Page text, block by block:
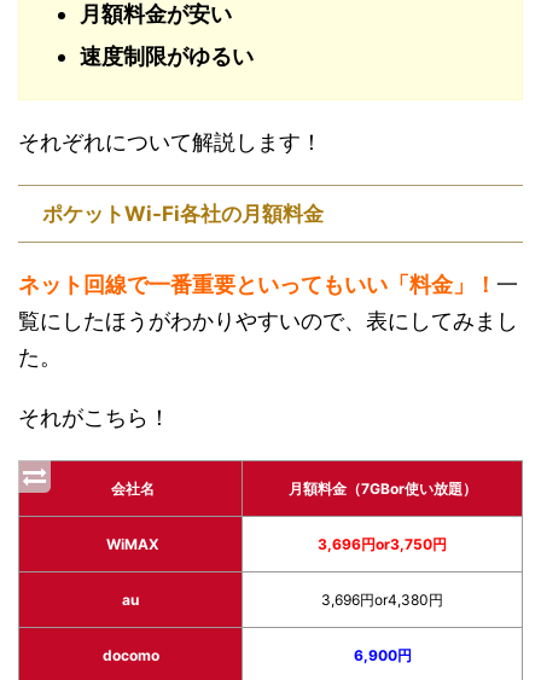
月額料金が安い
速度制限がゆるい
それぞれについて解説します！
ポケットWi-Fi各社の月額料金
ネット回線で一番重要といってもいい「料金」！ 一
覧にしたほうがわかりやすいので、表にしてみまし
た。
それがこちら！
会社名 月額料金（7GBor使い放題）
WiMAX 3,696円or3,750円
au 3,696円or4,380円
docomo 6,900円